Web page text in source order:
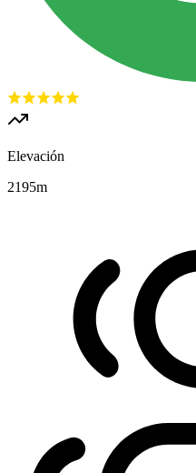
Elevación
2195m